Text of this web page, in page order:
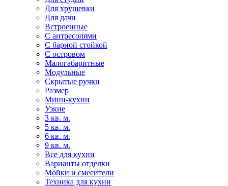
Для хрущевки
Для дачи
Встроенные
С антресолями
С барной стойкой
С островом
Малогабаритные
Модульные
Скрытые ручки
Размер
Мини-кухни
Узкие
3 кв. м.
5 кв. м.
6 кв. м.
9 кв. м.
Все для кухни
Варианты отделки
Мойки и смесители
Техника для кухни